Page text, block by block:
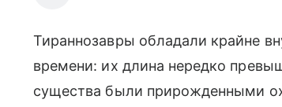
Тираннозавры обладали крайне
времени: их длина нередко
существа были прирожденными